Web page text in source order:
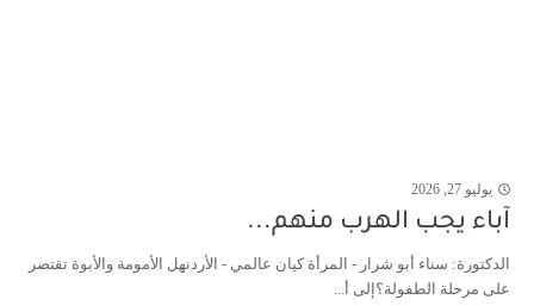
يوليو 27, 2026
آباء يجب الهرب منهم...
الدكتورة: سناء أبو شرار - المرأة كيان عالمي - الأردنهل الأمومة والأبوة تقتصر
على مرحلة الطفولة؟إلى أ...